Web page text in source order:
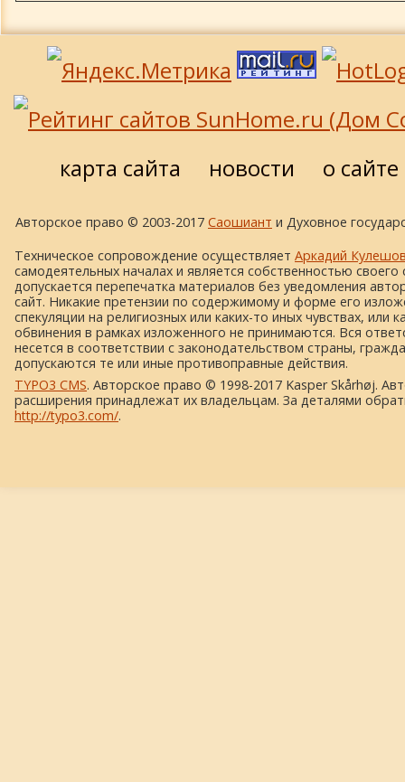
карта сайта новости о сайте
Авторское право © 2003-2017 Саошиант и Духовное
Техническое сопровождение осуществляет Аркадий
самодеятельных началах и является собственностью своего
допускается перепечатка материалов без уведомления
сайт. Никакие претензии по содержимому и форме его
спекуляции на религиозных или каких-то иных чувствах, или
обвинения в рамках изложенного не принимаются. Вся
несется в соответствии с законодательством страны,
допускаются те или иные противоправные действия.
TYPO3 CMS. Авторское право © 1998-2017 Kasper Skårhøj.
расширения принадлежат их владельцам. За деталями
http://typo3.com/.